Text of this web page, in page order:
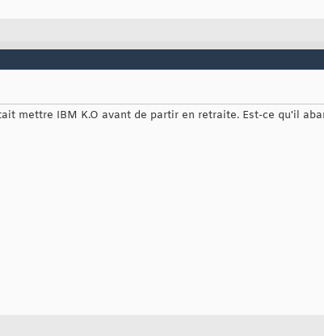
mettre IBM K.O avant de partir en retraite. Est-ce qu'il